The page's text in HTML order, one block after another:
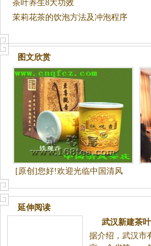
茶叶养生8大功效
茉莉花茶的饮泡方法及冲泡程序
图文欣赏
[原创]您好!欢迎光临中国清风
茶庄安溪铁观音茶叶商城网.一
斤也算批发价
延伸阅读
武汉新建茶
据介绍，武汉市